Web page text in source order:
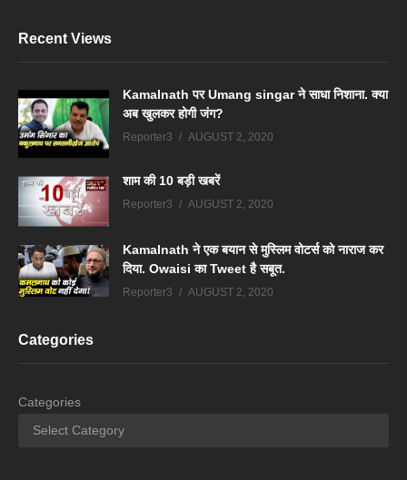
Recent Views
Kamalnath पर Umang singar ने साधा निशाना. क्या
अब खुलकर होगी जंग?
Reporter3 AUGUST 2, 2020
शाम की 10 बड़ी खबरें
Reporter3 AUGUST 2, 2020
Kamalnath ने एक बयान से मुस्लिम वोटर्स को नाराज कर
दिया. Owaisi का Tweet है सबूत.
Reporter3 AUGUST 2, 2020
Categories
Categories